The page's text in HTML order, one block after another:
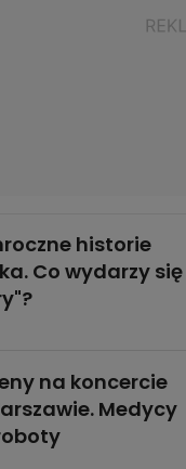
historie
Co wydarzy się
na koncercie
Medycy